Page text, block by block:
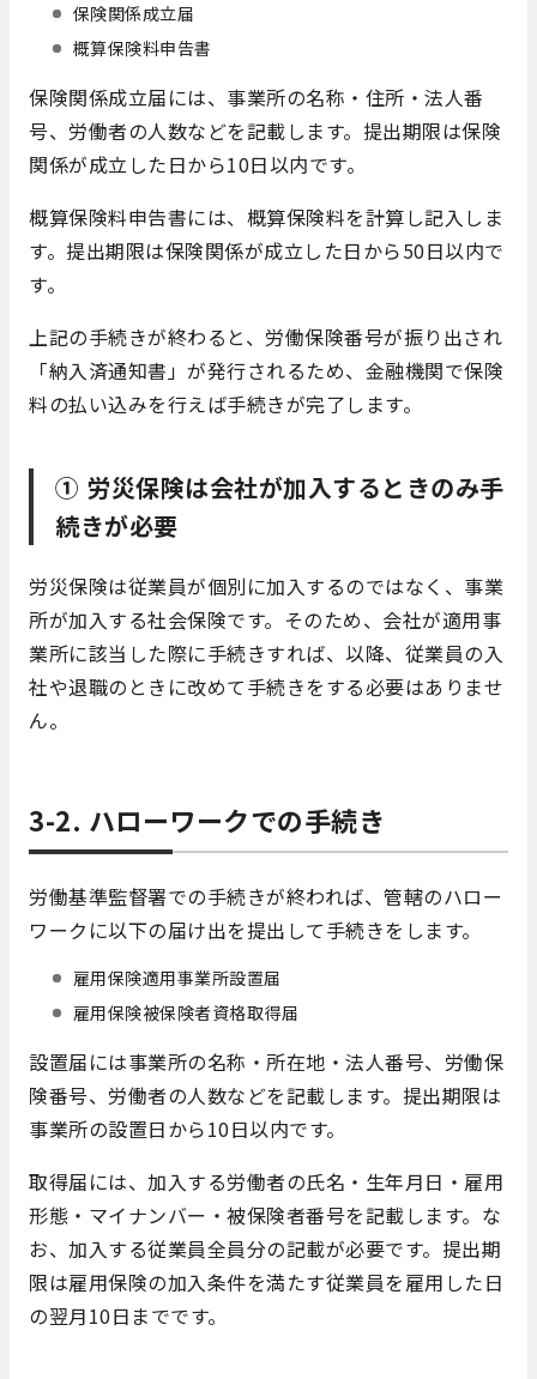
保険関係成立届
概算保険料申告書
保険関係成立届には、事業所の名称・住所・法人番
号、労働者の人数などを記載します。提出期限は保険
関係が成立した日から10日以内です。
概算保険料申告書には、概算保険料を計算し記入しま
す。提出期限は保険関係が成立した日から50日以内で
す。
上記の手続きが終わると、労働保険番号が振り出され
「納入済通知書」が発行されるため、金融機関で保険
料の払い込みを行えば手続きが完了します。
① 労災保険は会社が加入するときのみ手
続きが必要
労災保険は従業員が個別に加入するのではなく、事業
所が加入する社会保険です。そのため、会社が適用事
業所に該当した際に手続きすれば、以降、従業員の入
社や退職のときに改めて手続きをする必要はありませ
ん。
3-2. ハローワークでの手続き
労働基準監督署での手続きが終われば、管轄のハロー
ワークに以下の届け出を提出して手続きをします。
雇用保険適用事業所設置届
雇用保険被保険者資格取得届
設置届には事業所の名称・所在地・法人番号、労働保
険番号、労働者の人数などを記載します。提出期限は
事業所の設置日から10日以内です。
取得届には、加入する労働者の氏名・生年月日・雇用
形態・マイナンバー・被保険者番号を記載します。な
お、加入する従業員全員分の記載が必要です。提出期
限は雇用保険の加入条件を満たす従業員を雇用した日
の翌月10日までです。